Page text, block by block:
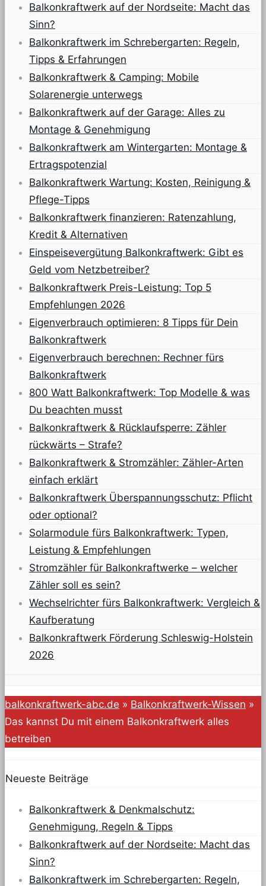
Balkonkraftwerk auf der Nordseite: Macht das
Sinn?
Balkonkraftwerk im Schrebergarten: Regeln,
Tipps & Erfahrungen
Balkonkraftwerk & Camping: Mobile
Solarenergie unterwegs
Balkonkraftwerk auf der Garage: Alles zu
Montage & Genehmigung
Balkonkraftwerk am Wintergarten: Montage &
Ertragspotenzial
Balkonkraftwerk Wartung: Kosten, Reinigung &
Pflege-Tipps
Balkonkraftwerk finanzieren: Ratenzahlung,
Kredit & Alternativen
Einspeisevergütung Balkonkraftwerk: Gibt es
Geld vom Netzbetreiber?
Balkonkraftwerk Preis-Leistung: Top 5
Empfehlungen 2026
Eigenverbrauch optimieren: 8 Tipps für Dein
Balkonkraftwerk
Eigenverbrauch berechnen: Rechner fürs
Balkonkraftwerk
800 Watt Balkonkraftwerk: Top Modelle & was
Du beachten musst
Balkonkraftwerk & Rücklaufsperre: Zähler
rückwärts – Strafe?
Balkonkraftwerk & Stromzähler: Zähler-Arten
einfach erklärt
Balkonkraftwerk Überspannungsschutz: Pflicht
oder optional?
Solarmodule fürs Balkonkraftwerk: Typen,
Leistung & Empfehlungen
Stromzähler für Balkonkraftwerke – welcher
Zähler soll es sein?
Wechselrichter fürs Balkonkraftwerk: Vergleich &
Kaufberatung
Balkonkraftwerk Förderung Schleswig-Holstein
2026
balkonkraftwerk-abc.de » Balkonkraftwerk-Wissen »
Das kannst Du mit einem Balkonkraftwerk alles
betreiben
Neueste Beiträge
Balkonkraftwerk & Denkmalschutz:
Genehmigung, Regeln & Tipps
Balkonkraftwerk auf der Nordseite: Macht das
Sinn?
Balkonkraftwerk im Schrebergarten: Regeln,